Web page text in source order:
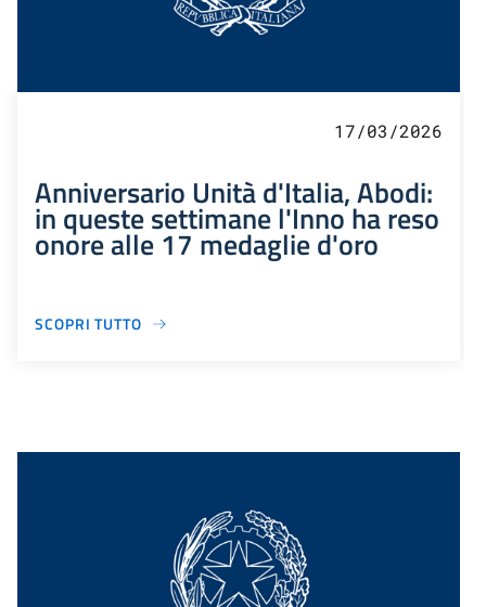
17/03/2026
Anniversario Unità d'Italia, Abodi:
in queste settimane l'Inno ha reso
onore alle 17 medaglie d'oro
SCOPRI TUTTO